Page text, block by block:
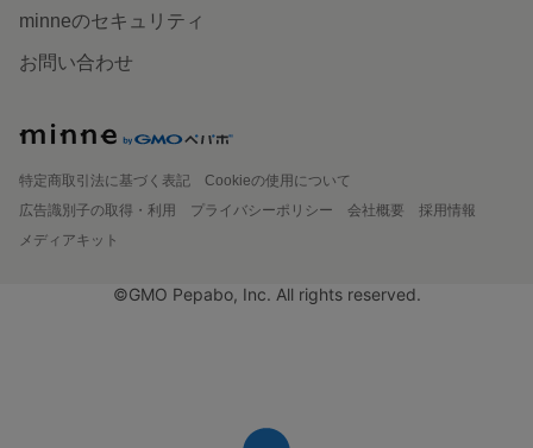
minneのセキュリティ
お問い合わせ
特定商取引法に基づく表記
Cookieの使用について
広告識別子の取得・利用
プライバシーポリシー 会社概要
採用情報
メディアキット
©GMO Pepabo, Inc. All rights reserved.